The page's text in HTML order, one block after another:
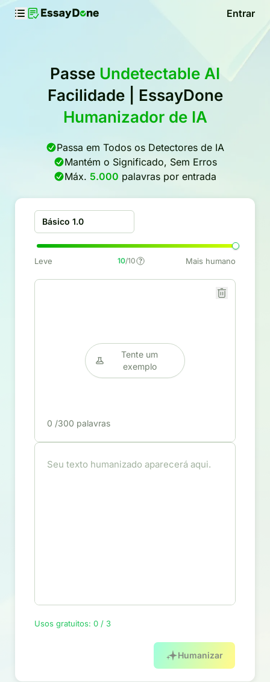
Entrar
Passe Undetectable AI
Facilidade | EssayDone
Humanizador de IA
Passa em Todos os Detectores de IA
Mantém o Significado, Sem Erros
Máx. 5.000 palavras por entrada
Básico 1.0
Leve 10/10 Mais humano
Tente um
exemplo
0 /300 palavras
Seu texto humanizado aparecerá aqui.
Usos gratuitos: 0 / 3
Humanizar